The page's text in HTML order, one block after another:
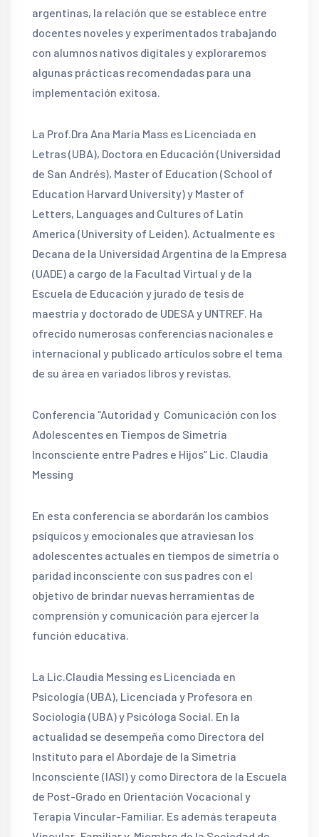
argentinas, la relación que se establece entre
docentes noveles y experimentados trabajando
con alumnos nativos digitales y exploraremos
algunas prácticas recomendadas para una
implementación exitosa.
La Prof.Dra Ana Maria Mass es Licenciada en
Letras (UBA), Doctora en Educación (Universidad
de San Andrés), Master of Education (School of
Education Harvard University) y Master of
Letters, Languages and Cultures of Latin
America (University of Leiden). Actualmente es
Decana de la Universidad Argentina de la Empresa
(UADE) a cargo de la Facultad Virtual y de la
Escuela de Educación y jurado de tesis de
maestría y doctorado de UDESA y UNTREF. Ha
ofrecido numerosas conferencias nacionales e
internacional y publicado artículos sobre el tema
de su área en variados libros y revistas.
Conferencia “Autoridad y Comunicación con los
Adolescentes en Tiempos de Simetría
Inconsciente entre Padres e Hijos” Lic. Claudia
Messing
En esta conferencia se abordarán los cambios
psíquicos y emocionales que atraviesan los
adolescentes actuales en tiempos de simetría o
paridad inconsciente con sus padres con el
objetivo de brindar nuevas herramientas de
comprensión y comunicación para ejercer la
función educativa.
La Lic.Claudia Messing es Licenciada en
Psicología (UBA), Licenciada y Profesora en
Sociología (UBA) y Psicóloga Social. En la
actualidad se desempeña como Directora del
Instituto para el Abordaje de la Simetría
Inconsciente (IASI) y como Directora de la Escuela
de Post-Grado en Orientación Vocacional y
Terapia Vincular-Familiar. Es además terapeuta